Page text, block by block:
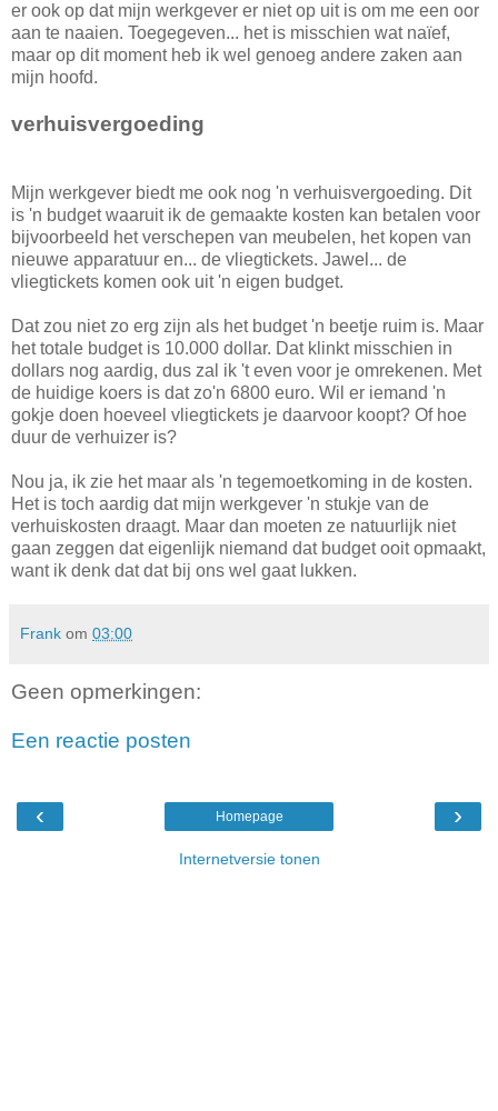
er ook op dat mijn werkgever er niet op uit is om me een oor
aan te naaien. Toegegeven... het is misschien wat naïef,
maar op dit moment heb ik wel genoeg andere zaken aan
mijn hoofd.
verhuisvergoeding
Mijn werkgever biedt me ook nog 'n verhuisvergoeding. Dit
is 'n budget waaruit ik de gemaakte kosten kan betalen voor
bijvoorbeeld het verschepen van meubelen, het kopen van
nieuwe apparatuur en... de vliegtickets. Jawel... de
vliegtickets komen ook uit 'n eigen budget.
Dat zou niet zo erg zijn als het budget 'n beetje ruim is. Maar
het totale budget is 10.000 dollar. Dat klinkt misschien in
dollars nog aardig, dus zal ik 't even voor je omrekenen. Met
de huidige koers is dat zo'n 6800 euro. Wil er iemand 'n
gokje doen hoeveel vliegtickets je daarvoor koopt? Of hoe
duur de verhuizer is?
Nou ja, ik zie het maar als 'n tegemoetkoming in de kosten.
Het is toch aardig dat mijn werkgever 'n stukje van de
verhuiskosten draagt. Maar dan moeten ze natuurlijk niet
gaan zeggen dat eigenlijk niemand dat budget ooit opmaakt,
want ik denk dat dat bij ons wel gaat lukken.
Frank om 03:00
Geen opmerkingen:
Een reactie posten
‹ ›
Homepage
Internetversie tonen